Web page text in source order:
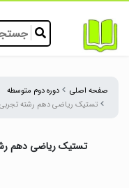
صفحه اصلی دوره دوم متوسطه
تستیک ریاضی دهم رشته
تستیک ریاضی دهم